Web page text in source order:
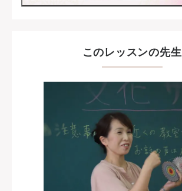
このレッスンの先生